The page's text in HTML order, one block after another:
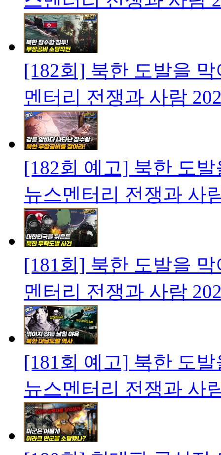
[182회] 북한 도발을
멘터리 전쟁과 사람
[182회 예고] 북한 도
뉴스멘터리 전쟁과 사
[181회] 북한 도발을
멘터리 전쟁과 사람
[181회 예고] 북한 도
뉴스멘터리 전쟁과 사